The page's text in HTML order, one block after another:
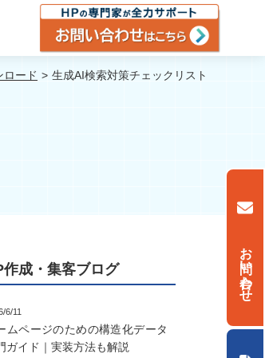
お問い合わせ
ロード 生成AI検索対策チェックリスト
作成・集客ブログ
6/11
ムページのための構造化データ
ガイド｜実装方法も解説